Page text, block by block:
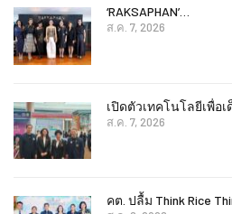
‘RAKSAPHAN’…
ส.ค. 7, 2026
เปิดตัวเทคโนโลยีเพื่อเ
ส.ค. 7, 2026
คต. ปลื้ม Think Rice